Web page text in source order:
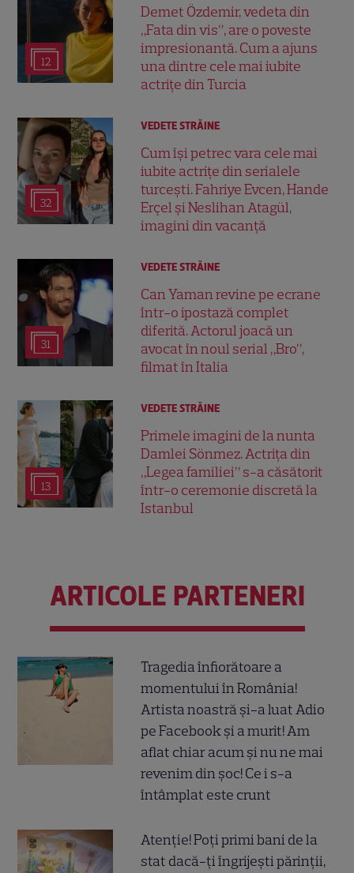
12
Demet Özdemir, vedeta din
„Fata din vis”, are o poveste
impresionantă. Cum a ajuns
una dintre cele mai iubite
actrițe din Turcia
32
VEDETE STRĂINE
Cum își petrec vara cele mai
iubite actrițe din serialele
turcești. Fahriye Evcen, Hande
Erçel și Neslihan Atagül,
imagini din vacanță
31
VEDETE STRĂINE
Can Yaman revine pe ecrane
într-o ipostază complet
diferită. Actorul joacă un
avocat în noul serial „Bro”,
filmat în Italia
13
VEDETE STRĂINE
Primele imagini de la nunta
Damlei Sönmez. Actrița din
„Legea familiei” s-a căsătorit
într-o ceremonie discretă la
Istanbul
ARTICOLE PARTENERI
Tragedia înfiorătoare a
momentului în România!
Artista noastră și-a luat Adio
pe Facebook și a murit! Am
aflat chiar acum și nu ne mai
revenim din șoc! Ce i s-a
întâmplat este crunt
Atenție! Poți primi bani de la
stat dacă-ți îngrijești părinții,